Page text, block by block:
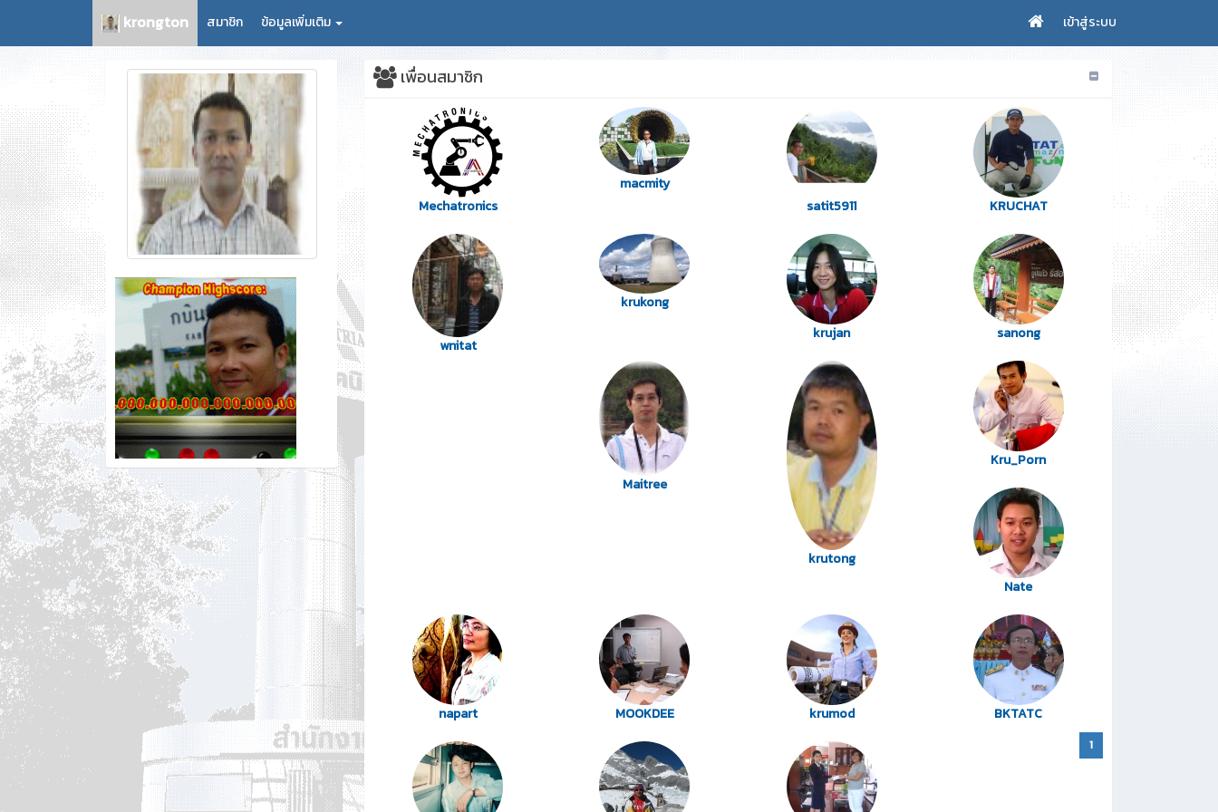
krongton สมาชิก ข้อมูลเพิ่มเติม เข้าสู่ระบบ
เพื่อนสมาชิก
Mechatronics
macmity
satit5911
KRUCHAT
wnitat
krukong
krujan
sanong
Maitree
krutong
Kru_Porn
Nate
napart MOOKDEE krumod BKTATC
1